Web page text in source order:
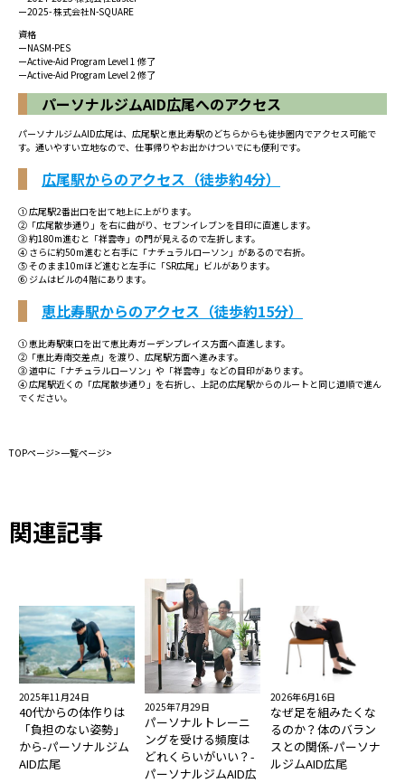
ー2025- 株式会社N-SQUARE
資格
ーNASM-PES
ーActive-Aid Program Level 1 修了
ーActive-Aid Program Level 2 修了
パーソナルジムAID広尾へのアクセス
パーソナルジムAID広尾は、広尾駅と恵比寿駅のどちらからも徒歩圏内でアクセス可能で
す。通いやすい立地なので、仕事帰りやお出かけついでにも便利です。
広尾駅からのアクセス（徒歩約4分）
① 広尾駅2番出口を出て地上に上がります。
②「広尾散歩通り」を右に曲がり、セブンイレブンを目印に直進します。
③ 約180m進むと「祥雲寺」の門が見えるので左折します。
④ さらに約50m進むと右手に「ナチュラルローソン」があるので右折。
⑤ そのまま10mほど進むと左手に「SR広尾」ビルがあります。
⑥ ジムはビルの4階にあります。
恵比寿駅からのアクセス（徒歩約15分）
① 恵比寿駅東口を出て恵比寿ガーデンプレイス方面へ直進します。
②「恵比寿南交差点」を渡り、広尾駅方面へ進みます。
③ 道中に「ナチュラルローソン」や「祥雲寺」などの目印があります。
④ 広尾駅近くの「広尾散歩通り」を右折し、上記の広尾駅からのルートと同じ道順で進ん
でください。
TOPページ>一覧ページ>
関連記事
2025年11月24日
40代からの体作りは
「負担のない姿勢」
から-パーソナルジム
AID広尾
2025年7月29日
パーソナルトレーニ
ングを受ける頻度は
どれくらいがいい？-
パーソナルジムAID広
2026年6月16日
なぜ足を組みたくな
るのか？体のバラン
スとの関係-パーソナ
ルジムAID広尾